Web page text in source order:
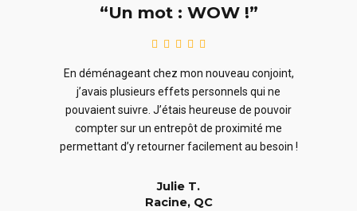
“Un mot : WOW !”
En déménageant chez mon nouveau conjoint,
j’avais plusieurs effets personnels qui ne
pouvaient suivre. J’étais heureuse de pouvoir
compter sur un entrepôt de proximité me
permettant d’y retourner facilement au besoin !
Julie T.
Racine, QC